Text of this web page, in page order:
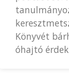
Könyvét
óhajtó